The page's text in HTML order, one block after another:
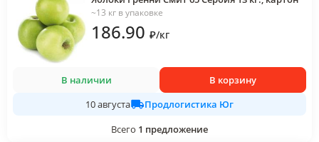
~13 кг в упаковке
186.90 ₽/кг
В наличии
В корзину
10 августа
Продлогистика Юг
Всего 1 предложение